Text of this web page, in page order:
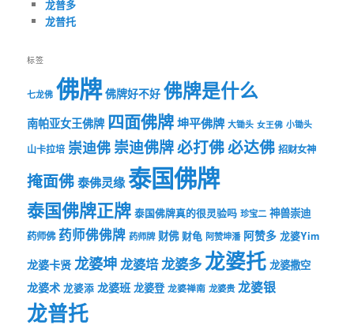
龙普多
龙普托
标签
七龙佛 佛牌 佛牌好不好 佛牌是什么
南帕亚女王佛牌 四面佛牌坤平佛牌 大锄头 女王佛 小锄头
山卡拉培 崇迪佛崇迪佛牌必打佛必达佛 招财女神
掩面佛泰佛灵缘泰国佛牌
泰国佛牌正牌 泰国佛牌真的很灵验吗 珍宝二 神兽崇迪
药师佛 药师佛佛牌 药师牌 财佛 财龟 阿赞坤潘 阿赞多 龙婆Yim
龙婆卡贤 龙婆坤龙婆培龙婆多龙婆托 龙婆撒空
龙婆术 龙婆添 龙婆班 龙婆登 龙婆禅南 龙婆贵 龙婆银
龙普托